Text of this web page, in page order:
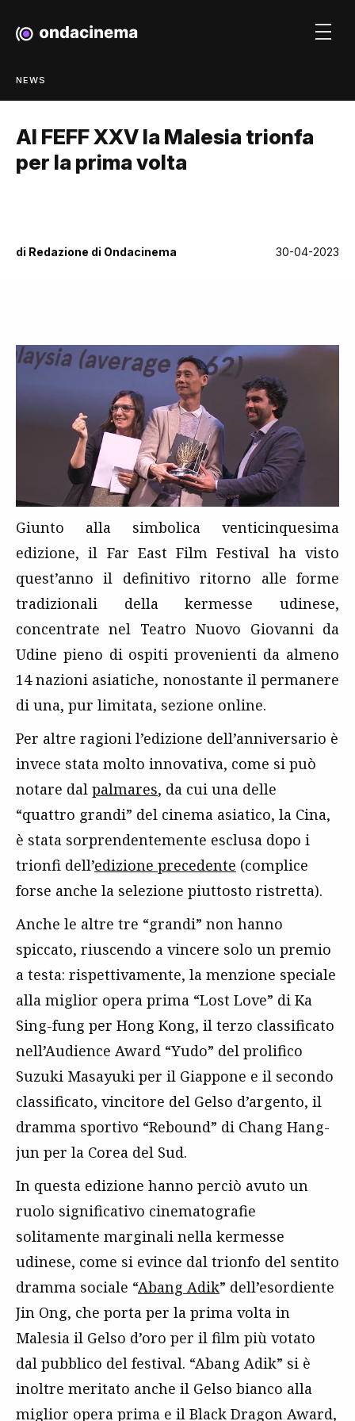
NEWS
Al FEFF XXV la Malesia trionfa
per la prima volta
di Redazione di Ondacinema 30-04-2023
Giunto alla simbolica venticinquesima
edizione, il Far East Film Festival ha visto
quest’anno il definitivo ritorno alle forme
tradizionali della kermesse udinese,
concentrate nel Teatro Nuovo Giovanni da
Udine pieno di ospiti provenienti da almeno
14 nazioni asiatiche, nonostante il permanere
di una, pur limitata, sezione online.
Per altre ragioni l’edizione dell’anniversario è
invece stata molto innovativa, come si può
notare dal palmares, da cui una delle
“quattro grandi” del cinema asiatico, la Cina,
è stata sorprendentemente esclusa dopo i
trionfi dell’edizione precedente (complice
forse anche la selezione piuttosto ristretta).
Anche le altre tre “grandi” non hanno
spiccato, riuscendo a vincere solo un premio
a testa: rispettivamente, la menzione speciale
alla miglior opera prima “Lost Love” di Ka
Sing-fung per Hong Kong, il terzo classificato
nell’Audience Award “Yudo” del prolifico
Suzuki Masayuki per il Giappone e il secondo
classificato, vincitore del Gelso d’argento, il
dramma sportivo “Rebound” di Chang Hang-
jun per la Corea del Sud.
In questa edizione hanno perciò avuto un
ruolo significativo cinematografie
solitamente marginali nella kermesse
udinese, come si evince dal trionfo del sentito
dramma sociale “Abang Adik” dell’esordiente
Jin Ong, che porta per la prima volta in
Malesia il Gelso d’oro per il film più votato
dal pubblico del festival. “Abang Adik” si è
inoltre meritato anche il Gelso bianco alla
miglior opera prima e il Black Dragon Award,